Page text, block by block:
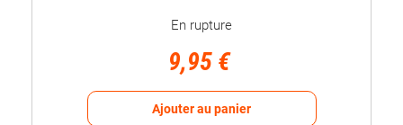
En rupture
9,95 €
Ajouter au panier